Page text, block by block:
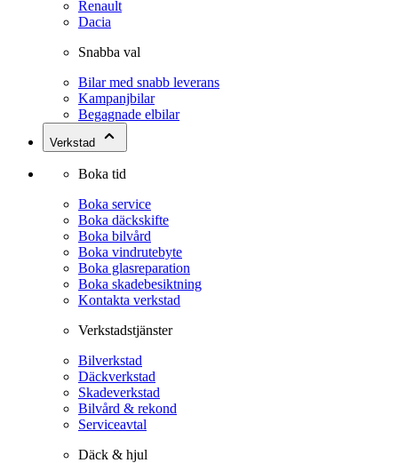
Renault
Dacia
Snabba val
Bilar med snabb leverans
Kampanjbilar
Begagnade elbilar
Verkstad
Boka tid
Boka service
Boka däckskifte
Boka bilvård
Boka vindrutebyte
Boka glasreparation
Boka skadebesiktning
Kontakta verkstad
Verkstadstjänster
Bilverkstad
Däckverkstad
Skadeverkstad
Bilvård & rekond
Serviceavtal
Däck & hjul